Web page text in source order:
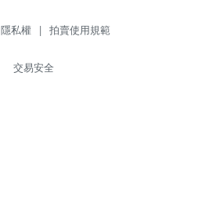
隱私權 | 拍賣使用規範
交易安全